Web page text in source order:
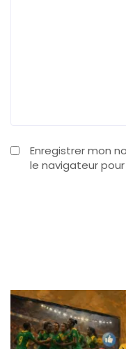
Enregistrer mon
le navigateur